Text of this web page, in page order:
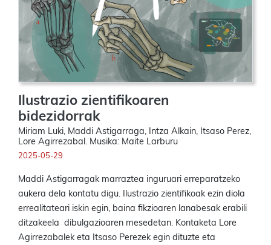
Ilustrazio zientifikoaren
bidezidorrak
Miriam Luki, Maddi Astigarraga, Intza Alkain, Itsaso Perez,
Lore Agirrezabal. Musika: Maite Larburu
2025-05-29
Maddi Astigarragak marraztea inguruari erreparatzeko
aukera dela kontatu digu. Ilustrazio zientifikoak ezin diola
errealitateari iskin egin, baina fikzioaren lanabesak erabili
ditzakeela dibulgazioaren mesedetan. Kontaketa Lore
Agirrezabalek eta Itsaso Perezek egin dituzte eta